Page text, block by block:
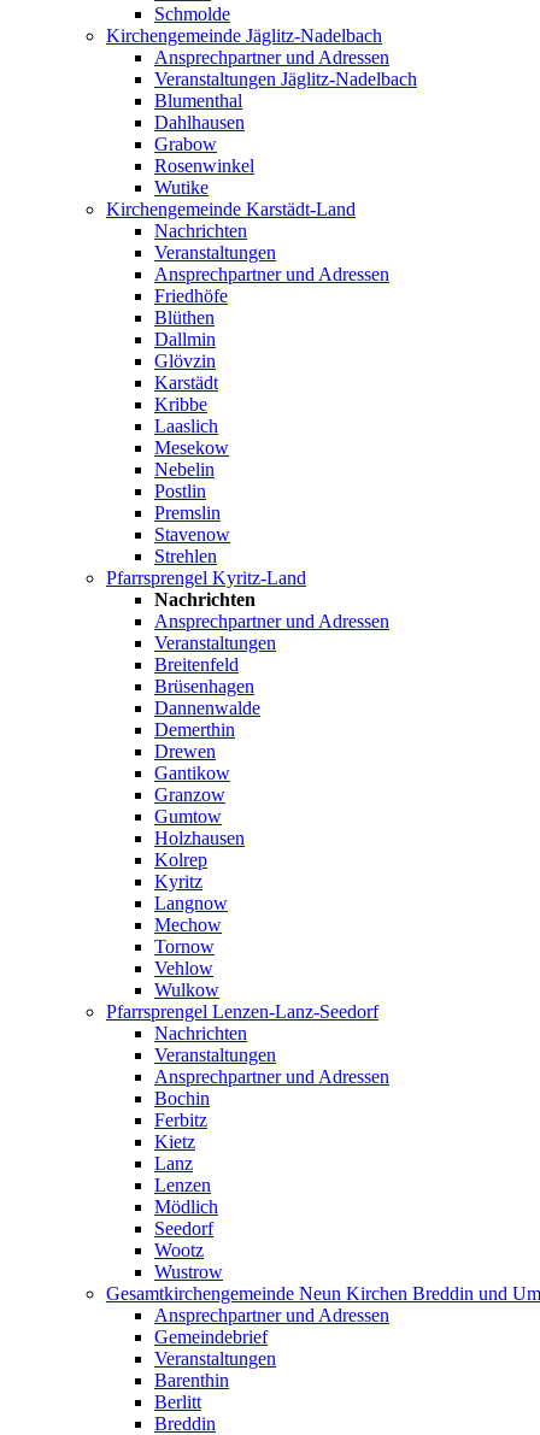
Schmolde
Kirchengemeinde Jäglitz-Nadelbach
Ansprechpartner und Adressen
Veranstaltungen Jäglitz-Nadelbach
Blumenthal
Dahlhausen
Grabow
Rosenwinkel
Wutike
Kirchengemeinde Karstädt-Land
Nachrichten
Veranstaltungen
Ansprechpartner und Adressen
Friedhöfe
Blüthen
Dallmin
Glövzin
Karstädt
Kribbe
Laaslich
Mesekow
Nebelin
Postlin
Premslin
Stavenow
Strehlen
Pfarrsprengel Kyritz-Land
Nachrichten
Ansprechpartner und Adressen
Veranstaltungen
Breitenfeld
Brüsenhagen
Dannenwalde
Demerthin
Drewen
Gantikow
Granzow
Gumtow
Holzhausen
Kolrep
Kyritz
Langnow
Mechow
Tornow
Vehlow
Wulkow
Pfarrsprengel Lenzen-Lanz-Seedorf
Nachrichten
Veranstaltungen
Ansprechpartner und Adressen
Bochin
Ferbitz
Kietz
Lanz
Lenzen
Mödlich
Seedorf
Wootz
Wustrow
Gesamtkirchengemeinde Neun Kirchen Breddin und
Ansprechpartner und Adressen
Gemeindebrief
Veranstaltungen
Barenthin
Berlitt
Breddin